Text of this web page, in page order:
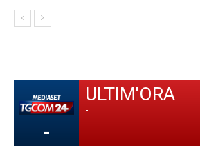
-
ULTIM'ORA
-